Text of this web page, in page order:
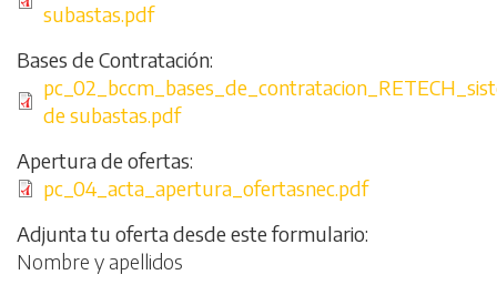
subastas.pdf
Bases de Contratación
Archivo
de subastas.pdf
Apertura de ofertas
Archivo
pc_04_acta_apertura_ofertasnec.pdf
Adjunta tu oferta desde este formulario
Nombre y apellidos